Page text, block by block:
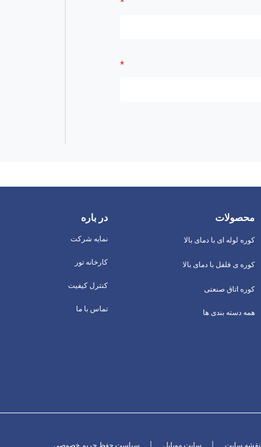
در باره
نمایه شرکت
کارخانه تور
کنترل کیفیت
تماس با ما
محصولات
کوره لوله ای با دمای بالا
کوره ی فلفل با دمای بالا
کوره اتاق صنعتی
همه دسته بندی ها
نقشه سایت سایت موبایل سیاست حفظ حریم خصوصی